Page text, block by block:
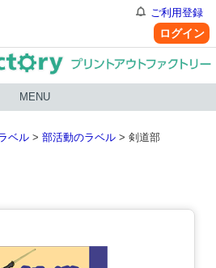
ご利用登録
ログイン
MENU
ベル > 部活動のラベル > 剣道部